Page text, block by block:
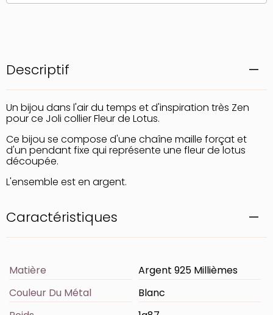
Descriptif
Un bijou dans l'air du temps et d'inspiration très Zen
pour ce Joli collier Fleur de Lotus.
Ce bijou se compose d'une chaîne maille forçat et
d'un pendant fixe qui représente une fleur de lotus
découpée.
L'ensemble est en argent.
Caractéristiques
Matière
Argent 925 Millièmes
Couleur Du Métal
Blanc